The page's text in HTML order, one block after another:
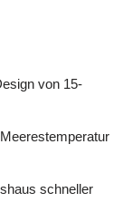
von 15-
schneller